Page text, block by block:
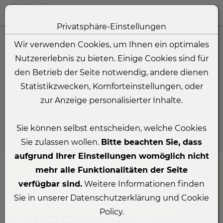
Zum Inhalt springen [AK + 0]
Zum Hauptmenü springen [AK + 1]
Zum linken senkrechten Seitenmenü springen [AK + 2]
Zum Icon-Menü unten am Browserrand springen [AK +
Zum Footer-Menü unten (angedockt an Browserrand)
Zum Widget-Menü rechts springen [AK + 5]
Ganbei
Privatsphäre-Einstellungen
Wir verwenden Cookies, um Ihnen ein optimales
Nutzererlebnis zu bieten. Einige Cookies sind für
den Betrieb der Seite notwendig, andere dienen
Statistikzwecken, Komforteinstellungen, oder
zur Anzeige personalisierter Inhalte.
Sie können selbst entscheiden, welche Cookies
Sie zulassen wollen. Bitte beachten Sie, dass
aufgrund Ihrer Einstellungen womöglich nicht
mehr alle Funktionalitäten der Seite
verfügbar sind. Weitere Informationen finden
Sie in unserer Datenschutzerklärung und Cookie
Policy.